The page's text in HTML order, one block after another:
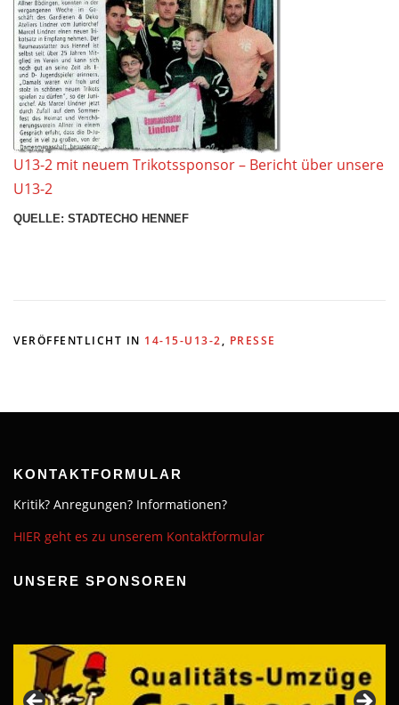
U13-2 mit neuem Trikotssponsor – Bericht über unsere
U13-2
QUELLE: STADTECHO HENNEF
VERÖFFENTLICHT IN 14-15-U13-2, PRESSE
KONTAKTFORMULAR
Kritik? Anregungen? Informationen?
HIER geht es zu unserem Kontaktformular
UNSERE SPONSOREN